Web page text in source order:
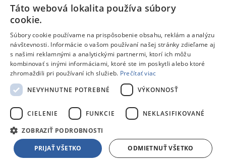
priestorom, látka Boston Ash-šedá, 3.csk
Farebné prevedenie: šedá •Šírka: 173 cm •Výška: 90 cm •
Rozklad: Áno •
Doprava zdarma
Posledné kusy
Skladom 1 kus
V1 predajni skladomuž dnes, 10.08.u teba
1 211,00 € s DPH
Pridať do košíka
Porovnať
BlogDe’Longhi ECAM450.65.S Eletta Explore
Nový automatický kávovar Eletta Explore od spoločnosti
De'Longhi ponúka viac ako 50 nápojov.
Čítať článok
Táto webová lokalita používa súbory
cookie.
Súbory cookie používame na prispôsobenie obsahu, reklám a analýzu
návštevnosti. Informácie o vašom používaní našej stránky zdieľame aj
s našimi reklamnými a analytickými partnermi, ktorí ich môžu
kombinovať s inými informáciami, ktoré ste im poskytli alebo ktoré
zhromaždili pri používaní ich služieb. Prečítať viac
NEVYHNUTNE POTREBNÉ
VÝKONNOSŤ
CIELENIE FUNKCIE NEKLASIFIKOVANÉ
ZOBRAZIŤ PODROBNOSTI
PRIJAŤ VŠETKO ODMIETNUŤ VŠETKO